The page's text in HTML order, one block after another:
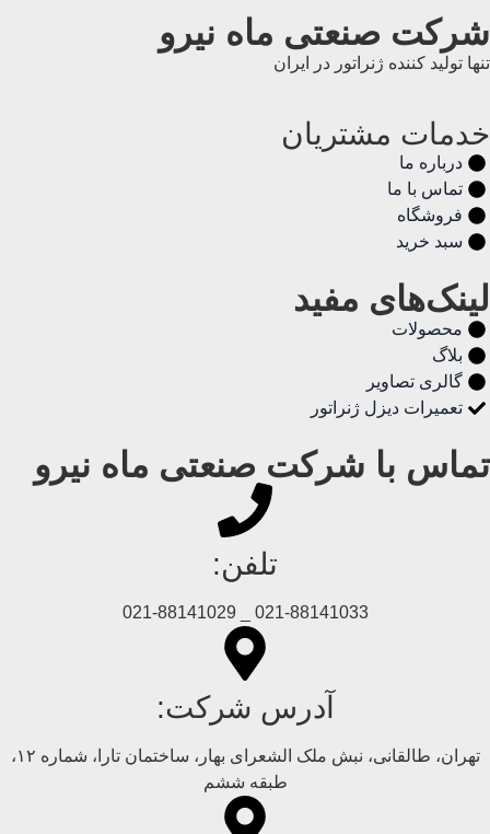
شرکت صنعتی ماه نیرو
تنها تولید کننده ژنراتور در ایران
خدمات مشتریان
درباره ما
تماس با ما
فروشگاه
سبد خرید
لینک‌های مفید
محصولات
بلاگ
گالری تصاویر
تعمیرات دیزل ژنراتور
تماس با شرکت صنعتی ماه نیرو
تلفن:
021-88141033 _ 021-88141029
آدرس شرکت:
تهران، طالقانی، نبش ملک الشعرای بهار، ساختمان تارا، شماره ۱۲،
طبقه ششم